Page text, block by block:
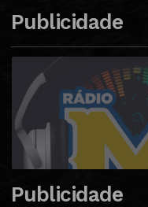
Publicidade
Publicidade